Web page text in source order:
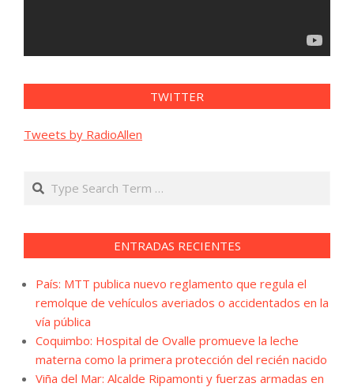
TWITTER
Tweets by RadioAllen
Search
ENTRADAS RECIENTES
País: MTT publica nuevo reglamento que regula el
remolque de vehículos averiados o accidentados en la
vía pública
Coquimbo: Hospital de Ovalle promueve la leche
materna como la primera protección del recién nacido
Viña del Mar: Alcalde Ripamonti y fuerzas armadas en